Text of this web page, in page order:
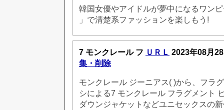
韓国女優やアイドルが夢中になるワン
」で清楚系ファッションを楽しもう!
7 モンクレール フ ＵＲＬ 2023年08月
集・削除
モンクレール ジーニアス( )から、フラ
シによる7 モンクレール フラグメント
ダウンジャケットなどユニセックスの